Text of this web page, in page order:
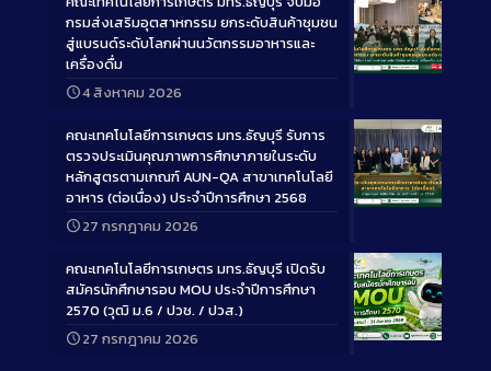
Long
กรมส่งเสริมอุตสาหกรรม ยกระดับสินค้าชุมชน
สู่แบรนด์ระดับโลกผ่านนวัตกรรมอาหารและ
เครื่องดื่ม
4 สิงหาคม 2026
Long
คณะเทคโนโลยีการเกษตร มทร.ธัญบุรี รับการ
ตรวจประเมินคุณภาพการศึกษาภายในระดับ
หลักสูตรตามเกณฑ์ AUN-QA สาขาเทคโนโลยี
อาหาร (ต่อเนื่อง) ประจำปีการศึกษา 2568
27 กรกฎาคม 2026
Long
คณะเทคโนโลยีการเกษตร มทร.ธัญบุรี เปิดรับ
สมัครนักศึกษารอบ MOU ประจำปีการศึกษา
2570 (วุฒิ ม.6 / ปวช. / ปวส.)
27 กรกฎาคม 2026